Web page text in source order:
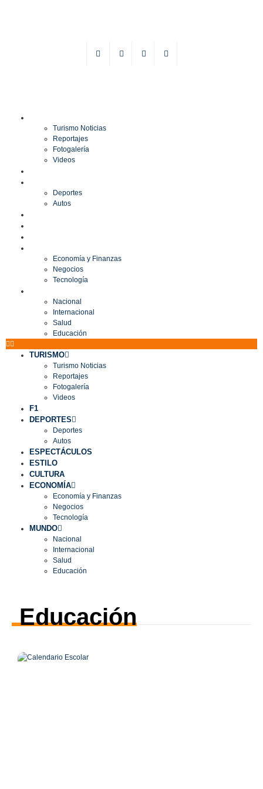
Turismo Noticias
Reportajes
Fotogalería
Videos
Deportes
Autos
Economía y Finanzas
Negocios
Tecnología
Nacional
Internacional
Salud
Educación
TURISMO
Turismo Noticias
Reportajes
Fotogalería
Videos
F1
DEPORTES
Deportes
Autos
ESPECTÁCULOS
ESTILO
CULTURA
ECONOMÍA
Economía y Finanzas
Negocios
Tecnología
MUNDO
Nacional
Internacional
Salud
Educación
Educación